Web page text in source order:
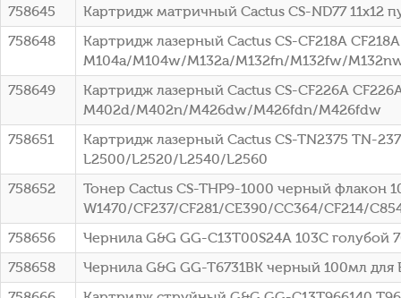
758645
Картридж матричный Cactus CS-ND77 11x12
758648
Картридж лазерный Cactus CS-CF218A
M104a/M104w/M132a/M132fn/M132fw/
758649
Картридж лазерный Cactus CS-CF226A
M402d/M402n/M426dw/M426fdn/M426fdw
758651
Картридж лазерный Cactus CS-TN2375 TN-
L2500/L2520/L2540/L2560
758652
Тонер Cactus CS-THP9-1000 черный флакон
W1470/CF237/CF281/CE390/CC364/CF214/
758656
Чернила G&G GG-C13T00S24A 103C голубой
758658
Чернила G&G GG-T6731BK черный 100мл для